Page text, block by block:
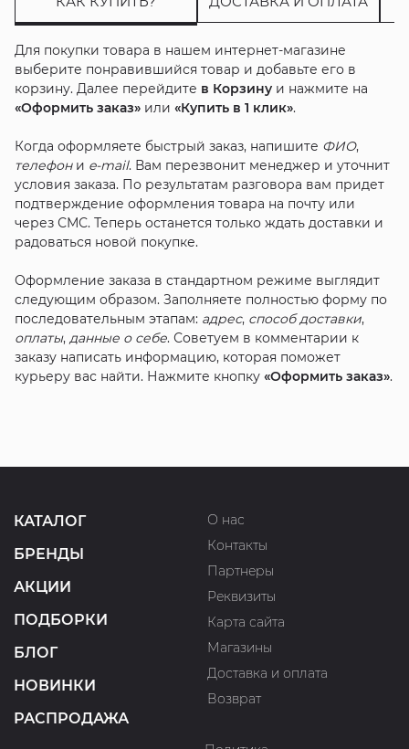
Для покупки товара в нашем интернет-магазине
выберите понравившийся товар и добавьте его в
корзину. Далее перейдите в Корзинуи нажмите на
«Оформить заказ»или «Купить в 1 клик».
Когда оформляете быстрый заказ, напишите ФИО,
телефони e-mail. Вам перезвонит менеджер и уточнит
условия заказа. По результатам разговора вам придет
подтверждение оформления товара на почту или
через СМС. Теперь останется только ждать доставки и
радоваться новой покупке.
Оформление заказа в стандартном режиме выглядит
следующим образом. Заполняете полностью форму по
последовательным этапам: адрес, способ доставки,
оплаты, данные о себе. Советуем в комментарии к
заказу написать информацию, которая поможет
курьеру вас найти. Нажмите кнопку «Оформить заказ».
КАТАЛОГ
БРЕНДЫ
АКЦИИ
ПОДБОРКИ
БЛОГ
НОВИНКИ
РАСПРОДАЖА
О нас
Контакты
Партнеры
Реквизиты
Карта сайта
Магазины
Доставка и оплата
Возврат